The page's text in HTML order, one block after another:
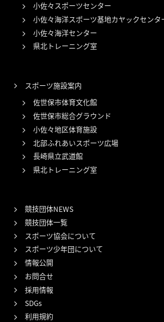
小佐々スポーツセンター
小佐々海洋スポーツ基地カヤックセンタ
小佐々海洋センター
県北トレーニング室
スポーツ施設案内
佐世保市体育文化館
佐世保市総合グラウンド
小佐々地区体育施設
北部ふれあいスポーツ広場
長崎県立武道館
県北トレーニング室
競技団体NEWS
競技団体一覧
スポーツ協会について
スポーツ少年団について
情報公開
お問合せ
採用情報
SDGs
利用規約